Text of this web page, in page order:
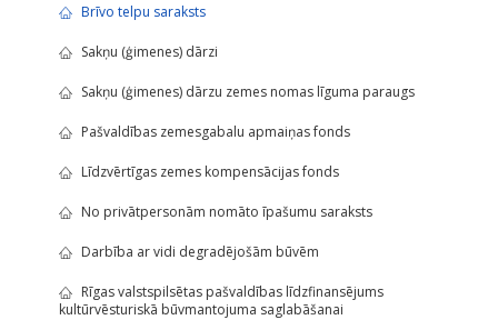
Brīvo telpu saraksts
Sakņu (ģimenes) dārzi
Sakņu (ģimenes) dārzu zemes nomas līguma paraugs
Pašvaldības zemesgabalu apmaiņas fonds
Līdzvērtīgas zemes kompensācijas fonds
No privātpersonām nomāto īpašumu saraksts
Darbība ar vidi degradējošām būvēm
Rīgas valstspilsētas pašvaldības līdzfinansējums
kultūrvēsturiskā būvmantojuma saglabāšanai